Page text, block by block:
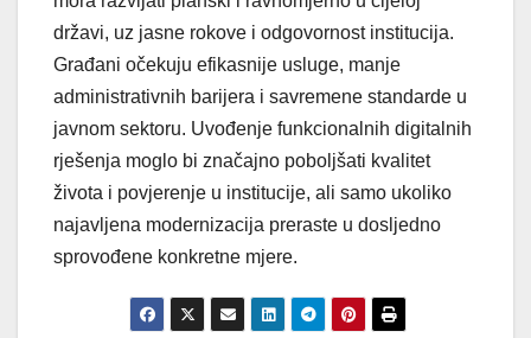
državi, uz jasne rokove i odgovornost institucija.
Građani očekuju efikasnije usluge, manje
administrativnih barijera i savremene standarde u
javnom sektoru. Uvođenje funkcionalnih digitalnih
rješenja moglo bi značajno poboljšati kvalitet
života i povjerenje u institucije, ali samo ukoliko
najavljena modernizacija preraste u dosljedno
sprovođene konkretne mjere.